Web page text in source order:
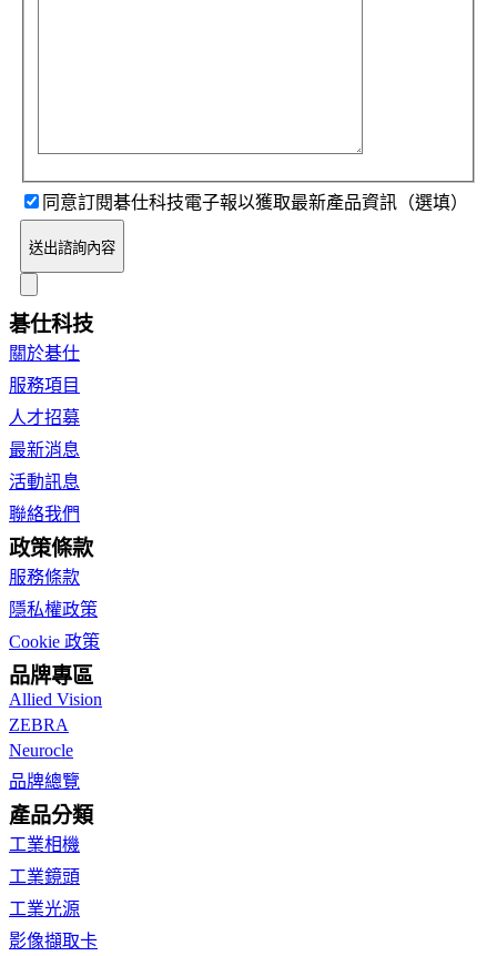
同意訂閱碁仕科技電子報以獲取最新產品資訊（選填）
送出諮詢內容
碁仕科技
關於碁仕
服務項目
人才招募
最新消息
活動訊息
聯絡我們
政策條款
服務條款
隱私權政策
Cookie 政策
品牌專區
Allied Vision
ZEBRA
Neurocle
品牌總覽
產品分類
工業相機
工業鏡頭
工業光源
影像擷取卡